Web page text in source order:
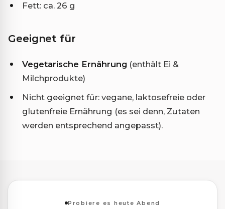
Fett: ca. 26 g
Geeignet für
Vegetarische Ernährung (enthält Ei &
Milchprodukte)
Nicht geeignet für: vegane, laktosefreie oder
glutenfreie Ernährung (es sei denn, Zutaten
werden entsprechend angepasst).
Probiere es heute Abend